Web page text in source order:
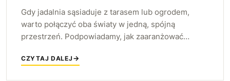
Gdy jadalnia sąsiaduje z tarasem lub ogrodem,
warto połączyć oba światy w jedną, spójną
przestrzeń. Podpowiadamy, jak zaaranżować
stołu i mobilnymi krzesłami.
CZYTAJ DALEJ